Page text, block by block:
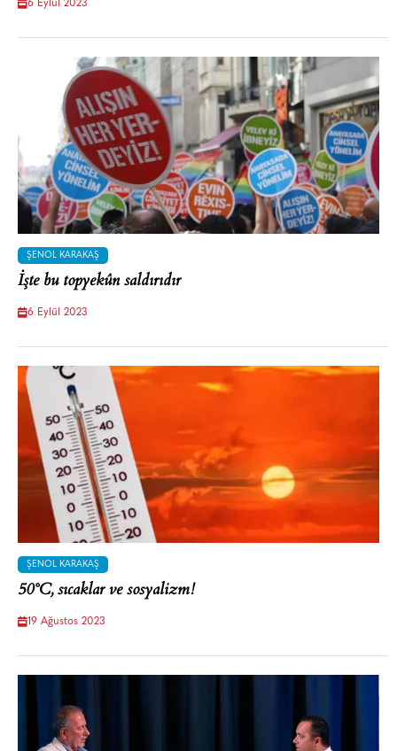
6 Eylül 2023
ŞENOL KARAKAŞ
İşte bu topyekûn saldırıdır
6 Eylül 2023
ŞENOL KARAKAŞ
50°C, sıcaklar ve sosyalizm!
19 Ağustos 2023